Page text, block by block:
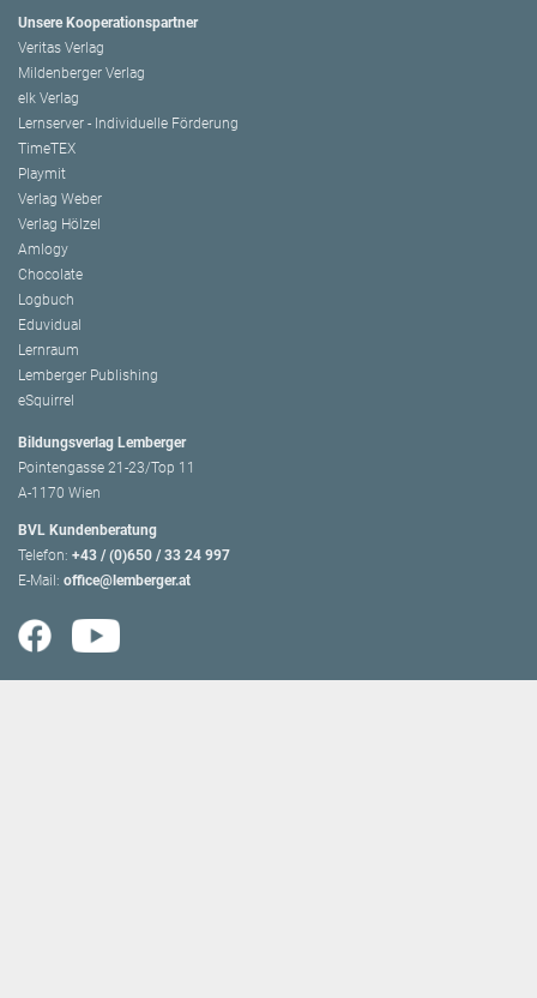
Unsere Kooperationspartner
Veritas Verlag
Mildenberger Verlag
elk Verlag
Lernserver - Individuelle Förderung
TimeTEX
Playmit
Verlag Weber
Verlag Hölzel
Amlogy
Chocolate
Logbuch
Eduvidual
Lernraum
Lemberger Publishing
eSquirrel
Bildungsverlag Lemberger
Pointengasse 21-23/Top 11
A-1170 Wien
BVL Kundenberatung
Telefon: +43 / (0)650 / 33 24 997
E-Mail: office@lemberger.at